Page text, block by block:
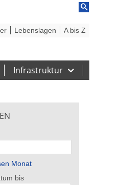
Infrastruktur
Lebenslagen A bis Z
Monat
bis